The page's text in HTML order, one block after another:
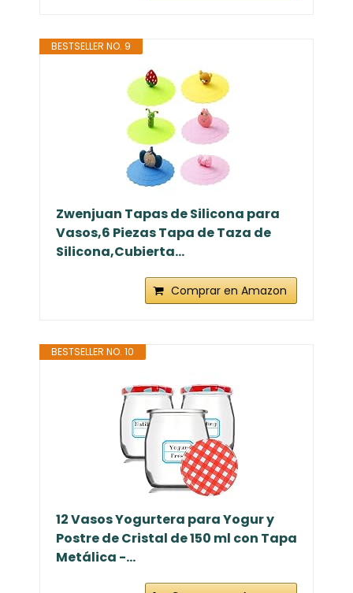
BESTSELLER NO. 9
Zwenjuan Tapas de Silicona para
Vasos,6 Piezas Tapa de Taza de
Silicona,Cubierta...
Comprar en Amazon
BESTSELLER NO. 10
12 Vasos Yogurtera para Yogur y
Postre de Cristal de 150 ml con Tapa
Metálica -...